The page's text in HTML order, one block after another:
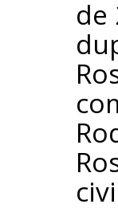
de